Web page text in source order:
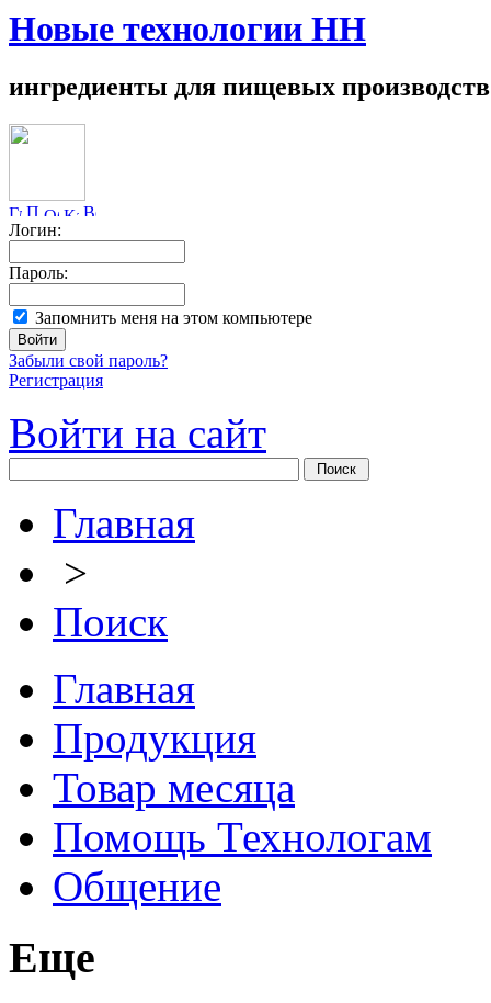
Новые технологии НН
ингредиенты для пищевых производств
Логин:
Пароль:
Запомнить меня на этом компьютере
Забыли свой пароль?
Регистрация
Войти на сайт
Главная
>
Поиск
Главная
Продукция
Товар месяца
Помощь Технологам
Общение
Еще